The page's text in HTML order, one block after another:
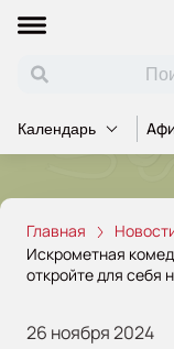
Календарь
Главная
Искрометная
откройте для себя
26 ноября 2024